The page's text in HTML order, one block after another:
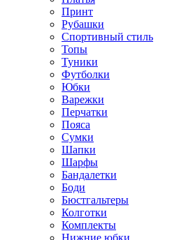
Принт
Рубашки
Спортивный стиль
Топы
Туники
Футболки
Юбки
Варежки
Перчатки
Пояса
Сумки
Шапки
Шарфы
Бандалетки
Боди
Бюстгальтеры
Колготки
Комплекты
Нижние юбки